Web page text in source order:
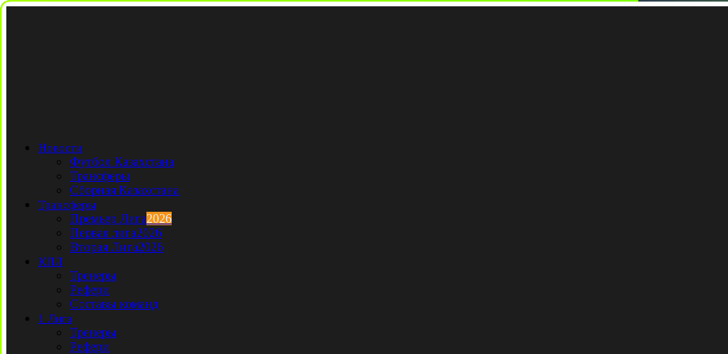
Новости
Футбол Казахстана
Трансферы
Сборная Казахстана
Трансферы
Премьер Лига2026
Первая лига2026
Вторая Лига2026
КПЛ
Тренеры
Рефери
Составы команд
1 Лига
Тренеры
Рефери